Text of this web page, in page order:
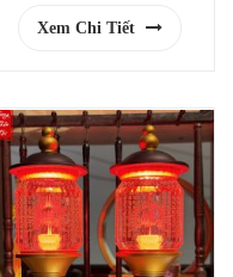
Xem Chi Tiết